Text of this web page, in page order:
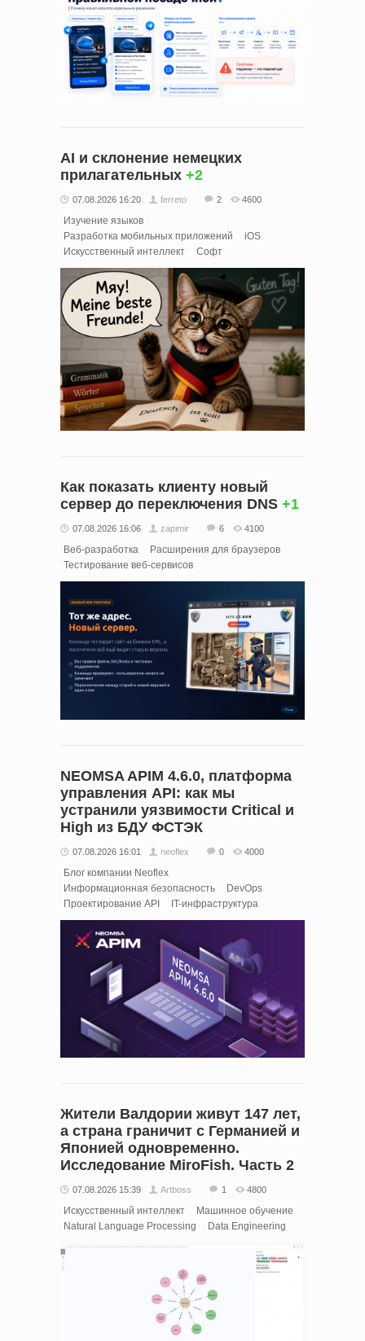
AI и склонение немецких
прилагательных +2
07.08.2026 16:20 ferreto 2 4600
Изучение языков
Разработка мобильных приложений
iOS
Искусственный интеллект
Софт
Как показать клиенту новый
сервер до переключения DNS +1
07.08.2026 16:06 zapimir 6 4100
Веб-разработка
Расширения для браузеров
Тестирование веб-сервисов
NEOMSA APIM 4.6.0, платформа
управления API: как мы
устранили уязвимости Critical и
High из БДУ ФСТЭК
07.08.2026 16:01 neoflex 0 4000
Блог компании Neoflex
Информационная безопасность
DevOps
Проектирование API
IT-инфраструктура
Жители Валдории живут 147 лет,
а страна граничит с Германией и
Японией одновременно.
Исследование MiroFish. Часть 2
07.08.2026 15:39 Artboss 1 4800
Искусственный интеллект
Машинное обучение
Natural Language Processing
Data Engineering